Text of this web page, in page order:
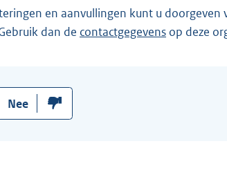
en aanvullingen kunt u doorgeven
dan de contactgegevens op deze
Nee